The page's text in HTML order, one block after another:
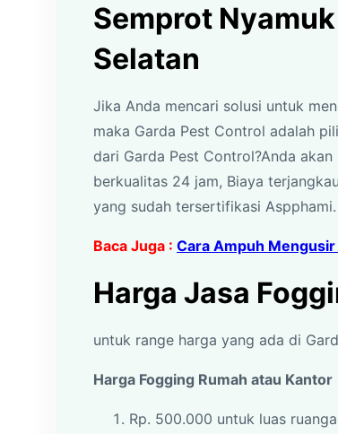
Semprot
Selatan
Jika Anda mencari solusi untuk
maka Garda Pest Control adalah
dari Garda Pest Control?Anda
berkualitas 24 jam, Biaya
yang sudah tersertifikasi Aspphami.
Baca Juga : Cara Ampuh
Harga Jasa
untuk range harga yang ada di
Harga Fogging Rumah atau Kantor
Rp. 500.000 untuk luas